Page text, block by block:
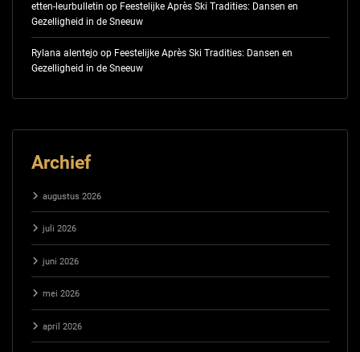
etten-leurbulletin op Feestelijke Après Ski Tradities: Dansen en
Gezelligheid in de Sneeuw
Rylana alentejoop Feestelijke Après Ski Tradities: Dansen en
Gezelligheid in de Sneeuw
Archief
augustus 2026
juli 2026
juni 2026
mei 2026
april 2026